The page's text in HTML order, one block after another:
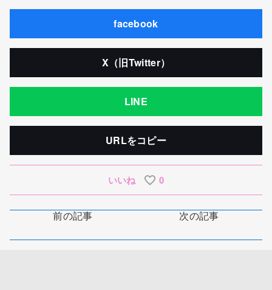
facebook
X（旧Twitter）
LINE
URLをコピー
いいね 0
前の記事 次の記事